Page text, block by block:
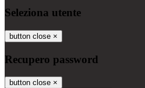
Seleziona utente
button close ×
Recupero password
button close ×